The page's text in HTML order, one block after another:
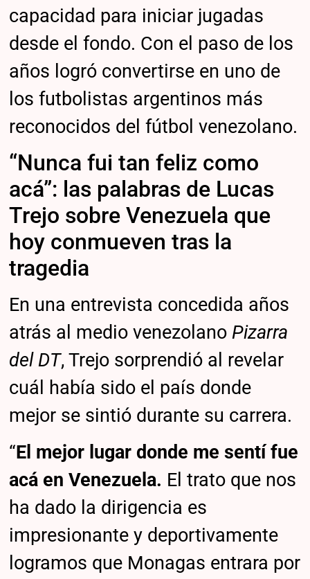
capacidad para iniciar jugadas
desde el fondo. Con el paso de los
años logró convertirse en uno de
los futbolistas argentinos más
reconocidos del fútbol venezolano.
“Nunca fui tan feliz como
acá”: las palabras de Lucas
Trejo sobre Venezuela que
hoy conmueven tras la
tragedia
En una entrevista concedida años
atrás al medio venezolano Pizarra
del DT, Trejo sorprendió al revelar
cuál había sido el país donde
mejor se sintió durante su carrera.
“El mejor lugar donde me sentí fue
acá en Venezuela. El trato que nos
ha dado la dirigencia es
impresionante y deportivamente
logramos que Monagas entrara por